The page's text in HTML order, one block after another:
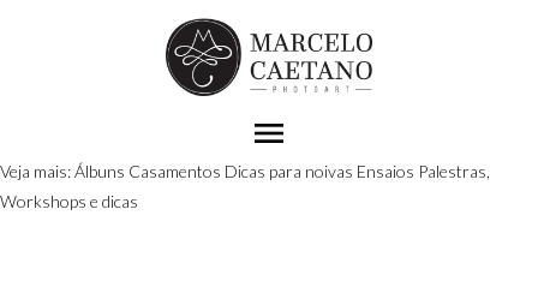
menu
Veja mais:Álbuns Casamentos Dicas para noivas Ensaios Palestras,
Workshops e dicas